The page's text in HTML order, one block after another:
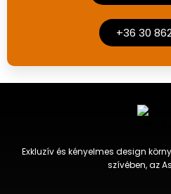
+36 30
Exkluzív és kényelmes design
szívében, az